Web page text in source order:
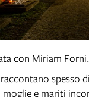
con Miriam Forni.
spesso
e mariti